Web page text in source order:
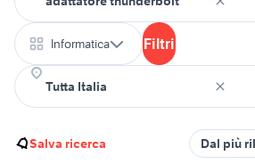
Informatica Filtri
Salva ricerca Dal più